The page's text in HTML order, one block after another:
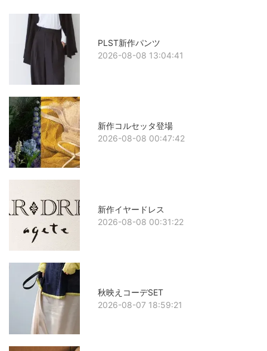
PLST新作パンツ
2026-08-08 13:04:41
新作コルセッタ登場
2026-08-08 00:47:42
新作イヤードレス
2026-08-08 00:31:22
秋映えコーデSET
2026-08-07 18:59:21